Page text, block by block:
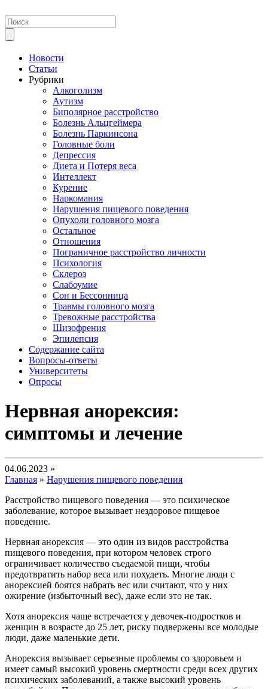
Новости
Статьи
Рубрики
Алкоголизм
Аутизм
Биполярное расстройство
Болезнь Альцгеймера
Болезнь Паркинсона
Головные боли
Депрессия
Диета и Потеря веса
Интеллект
Курение
Наркомания
Нарушения пищевого поведения
Опухоли головного мозга
Остальное
Отношения
Пограничное расстройство личности
Психология
Склероз
Слабоумие
Сон и Бессонница
Травмы головного мозга
Тревожные расстройства
Шизофрения
Эпилепсия
Содержание сайта
Вопросы-ответы
Университеты
Опросы
Нервная анорексия:
симптомы и лечение
04.06.2023 »
Главная » Нарушения пищевого поведения
Расстройство пищевого поведения — это психическое
заболевание, которое вызывает нездоровое пищевое
поведение.
Нервная анорексия — это один из видов расстройства
пищевого поведения, при котором человек строго
ограничивает количество съедаемой пищи, чтобы
предотвратить набор веса или похудеть. Многие люди с
анорексией боятся набрать вес или считают, что у них
ожирение (избыточный вес), даже если это не так.
Хотя анорексия чаще встречается у девочек-подростков и
женщин в возрасте до 25 лет, риску подвержены все молодые
люди, даже маленькие дети.
Анорексия вызывает серьезные проблемы со здоровьем и
имеет самый высокий уровень смертности среди всех других
психических заболеваний, а также высокий уровень